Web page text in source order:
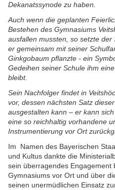
Dekanatssynode zu haben.
Auch wenn die geplanten
Bestehen des Gymnasiums
ausfallen mussten, so setzte
er gemeinsam mit seiner
Ginkgobaum pflanzte - ein
Gedeihen seiner Schule ihm
bleibt.
Sein Nachfolger findet in
vor, dessen nächsten Satz
ausgestalten kann – er kann
eine so reichhaltig vorhandene
Instrumentierung vor Ort
Im Namen des Bayerischen
und Kultus dankte die
sein überragendes Engagement
Gymnasiums vor Ort und über
seinen unermüdlichen Einsatz